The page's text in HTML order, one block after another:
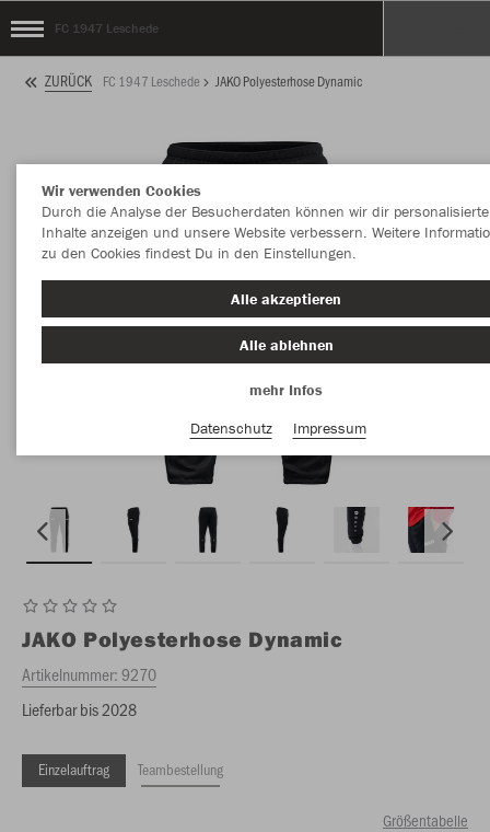
FC 1947 Leschede
ZURÜCK FC 1947 Leschede JAKO Polyesterhose Dynamic
JAKO Polyesterhose Dynamic
Artikelnummer:9270
Lieferbar bis 2028
Einzelauftrag Teambestellung
Größentabelle
Wir verwenden Cookies
Durch die Analyse der Besucherdaten können wir dir personalisierte
Inhalte anzeigen und unsere Website verbessern. Weitere
zu den Cookies findest Du in den Einstellungen.
Alle akzeptieren
Alle ablehnen
mehr Infos
Datenschutz
Impressum